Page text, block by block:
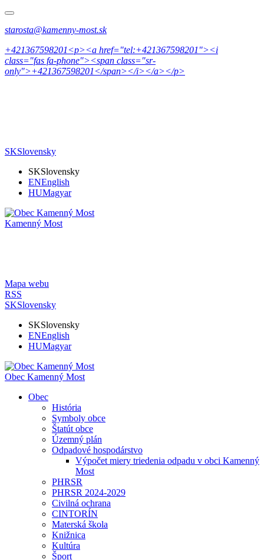
starosta@kamenny-most.sk
+421367598201<p><a href="tel:+421367598201"><i
class="fas fa-phone"><span class="sr-
only">+421367598201</span></i></a></p>
SKSlovensky
SKSlovensky
ENEnglish
HUMagyar
Kamenný Most
Mapa webu
RSS
SKSlovensky
SKSlovensky
ENEnglish
HUMagyar
Obec Kamenný Most
Obec
História
Symboly obce
Štatút obce
Územný plán
Odpadové hospodárstvo
Výpočet miery triedenia odpadu v obci Kamenný
Most
PHRSR
PHRSR 2024-2029
Civilná ochrana
CINTORÍN
Materská škola
Knižnica
Kultúra
Šport